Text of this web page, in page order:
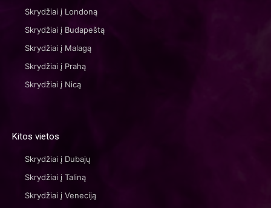
Skrydžiai į Londoną
Skrydžiai į Budapeštą
Skrydžiai į Malagą
Skrydžiai į Prahą
Skrydžiai į Nicą
Kitos vietos
Skrydžiai į Dubajų
Skrydžiai į Taliną
Skrydžiai į Veneciją